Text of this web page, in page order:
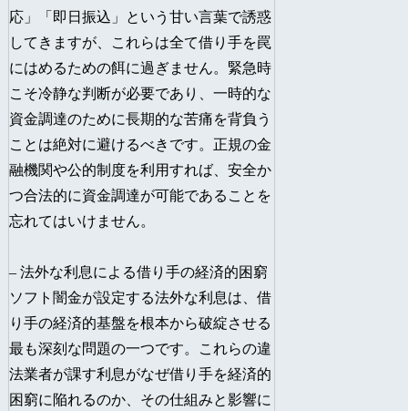
応」「即日振込」という甘い言葉で誘惑
してきますが、これらは全て借り手を罠
にはめるための餌に過ぎません。緊急時
こそ冷静な判断が必要であり、一時的な
資金調達のために長期的な苦痛を背負う
ことは絶対に避けるべきです。正規の金
融機関や公的制度を利用すれば、安全か
つ合法的に資金調達が可能であることを
忘れてはいけません。
– 法外な利息による借り手の経済的困窮
ソフト闇金が設定する法外な利息は、借
り手の経済的基盤を根本から破綻させる
最も深刻な問題の一つです。これらの違
法業者が課す利息がなぜ借り手を経済的
困窮に陥れるのか、その仕組みと影響に